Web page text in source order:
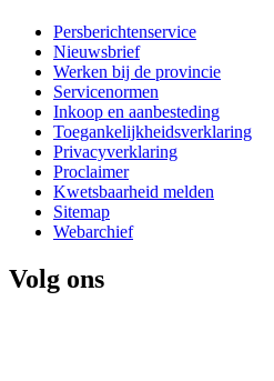
Persberichtenservice
Nieuwsbrief
Werken bij de provincie
Servicenormen
Inkoop en aanbesteding
Toegankelijkheidsverklaring
Privacyverklaring
Proclaimer
Kwetsbaarheid melden
Sitemap
Webarchief
Volg ons